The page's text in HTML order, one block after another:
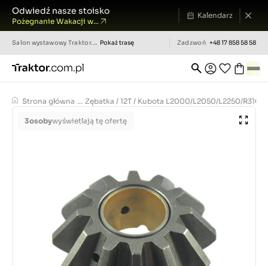
Odwiedź nasze stoisko
Pożegnanie Wakacji w...
Kalendarz
Salon wystawowy Traktor.com.pl Pokaż trasę Zadzwoń +48 17 858 58 58
Strona główna ... Zębatka / 12T / Kubota L2000/L2050/L2250/R310
3osobywyświetlają tę ofertę